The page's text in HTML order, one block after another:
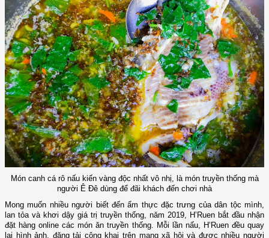
Món canh cá rô nấu kiến vàng độc nhất vô nhị, là món truyền thống mà
người Ê Đê dùng để đãi khách đến chơi nhà
Mong muốn nhiều người biết đến ẩm thực đặc trưng của dân tộc mình,
lan tỏa và khơi dậy giá trị truyền thống, năm 2019, H’Ruen bắt đầu nhận
đặt hàng online các món ăn truyền thống. Mỗi lần nấu, H’Ruen đều quay
lại hình ảnh, đăng tải công khai trên mạng xã hội và được nhiều người